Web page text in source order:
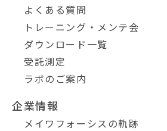
よくある質問
トレーニング・メンテ会
ダウンロード一覧
受託測定
ラボのご案内
企業情報
メイワフォーシスの軌跡